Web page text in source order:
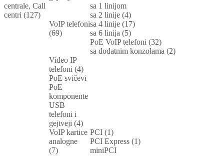
centrale, Call
centri (127)
VoIP telefoni
(69)
sa 1 linijom
sa 2 linije (4)
sa 4 linije (17)
sa 6 linija (5)
PoE VoIP telefoni (32)
sa dodatnim konzolama (2)
Video IP
telefoni (4)
PoE svičevi
PoE
komponente
USB
telefoni i
gejtveji (4)
VoIP kartice
analogne
(7)
PCI (1)
PCI Express (1)
miniPCI